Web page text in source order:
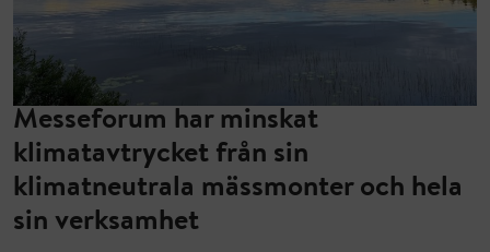
Messeforum har minskat
klimatavtrycket från sin
klimatneutrala mässmonter och hela
sin verksamhet